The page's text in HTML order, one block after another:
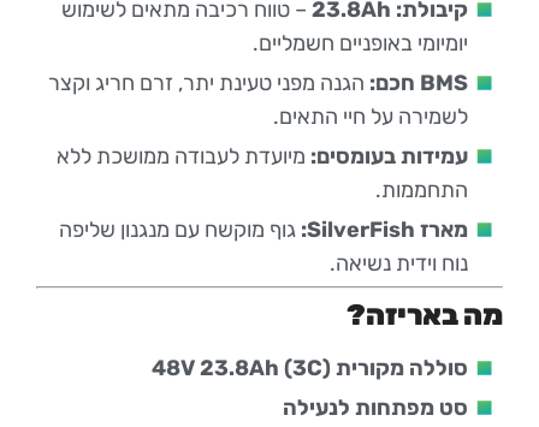
קיבולת: 23.8Ah
– טווח רכיבה מתאים לשימוש
יומיומי באופניים חשמליים.
BMS חכם:
הגנה מפני טעינת יתר, זרם חריג וקצר
לשמירה על חיי התאים.
עמידות בעומסים: מיועדת לעבודה ממושכת ללא
התחממות.
מארז SilverFish:
גוף מוקשח עם מנגנון שליפה
נוח וידית נשיאה.
מה באריזה?
סוללה מקורית 48V 23.8Ah (3C)
סט מפתחות לנעילה